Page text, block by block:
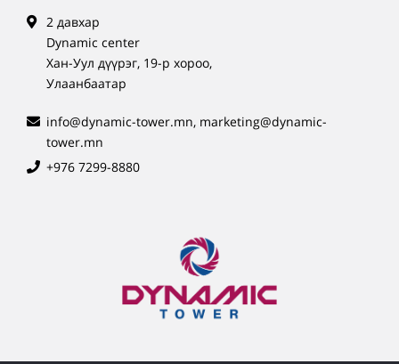
2 давхар
Dynamic center
Хан-Уул дүүрэг, 19-р хороо,
Улаанбаатар
info@dynamic-tower.mn, marketing@dynamic-
tower.mn
+976 7299-8880